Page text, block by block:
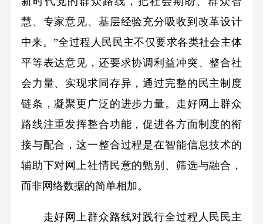
慧、专家意见、基层经验充分吸收到改革设计
中来。”全过程人民民主不仅要求各类社会主体
平等表达意见，还要求协调利益冲突、整合社
会力量、实现求同存异，通过完整的民主制度
链条，凝聚更广泛的进步力量。走好网上群众
路线注重发挥整合功能，促进各方面制度的衔
接与配合，这一整合过程是在智能信息技术的
辅助下对网上社情民意的甄别、筛选与融合，
而非网络数据的简单相加。
走好网上群众路线对践行全过程人民民主